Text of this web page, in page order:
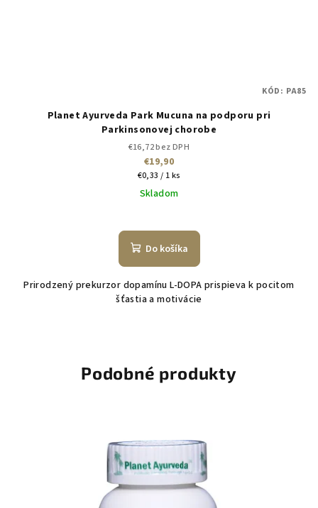
Planet Ayurveda Park Mucuna na podporu pri
Parkinsonovej chorobe
€16,72 bez DPH
€19,90
Jednotková
cena:
€0,33 / 1 ks
Skladom
Do košíka
Prirodzený prekurzor dopamínu L-DOPA prispieva k pocitom
šťastia a motivácie
KÓD: PA85
Podobné produkty